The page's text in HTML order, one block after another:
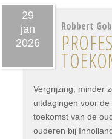
29
jan
2026
Robbert
Vergrijzing, minder
uitdagingen voor
toekomst van de
ouderen bij